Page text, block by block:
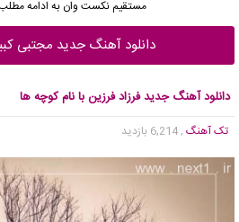
مستقیم نکست وان به ادامه مطلب
دانلود آهنگ جدید مجتبی
دانلود آهنگ جدید فرزاد فرزین با نام کوچه ها
تک آهنگ , 6,214 بازدید